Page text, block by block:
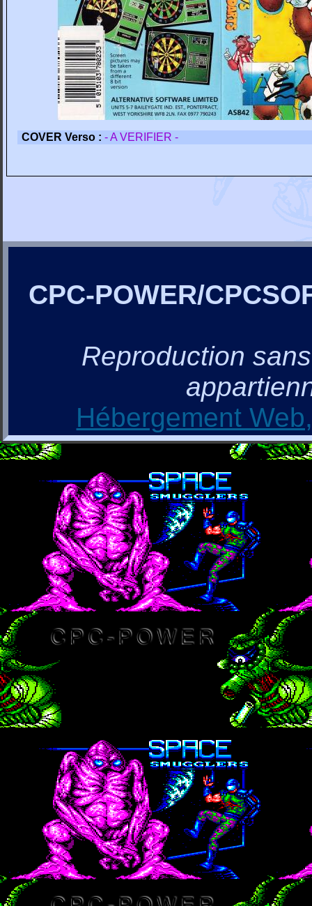
COVER Verso : - A VERIFIER -
CPC-POWER/
Reproduction
Hébergement